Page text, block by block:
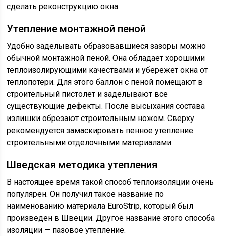
сделать реконструкцию окна.
Утепление монтажной пеной
Удобно заделывать образовавшиеся зазоры можно
обычной монтажной пеной. Она обладает хорошими
теплоизолирующими качествами и убережет окна от
теплопотери. Для этого баллон с пеной помещают в
строительный пистолет и заделывают все
существующие дефекты. После высыхания состава
излишки обрезают строительным ножом. Сверху
рекомендуется замаскировать пенное утепление
строительными отделочными материалами.
Шведская методика утепления
В настоящее время такой способ теплоизоляции очень
популярен. Он получил такое название по
наименованию материала EuroStrip, который был
произведен в Швеции. Другое название этого способа
изоляции — пазовое утепление.